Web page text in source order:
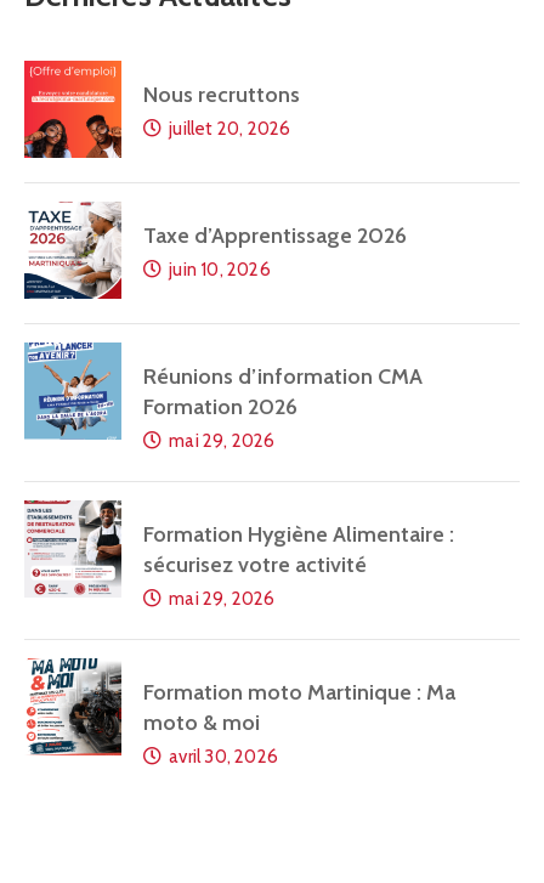
Nous recruttons
juillet 20, 2026
Taxe d’Apprentissage 2026
juin 10, 2026
Réunions d’information CMA
Formation 2026
mai 29, 2026
Formation Hygiène Alimentaire :
sécurisez votre activité
mai 29, 2026
Formation moto Martinique : Ma
moto & moi
avril 30, 2026